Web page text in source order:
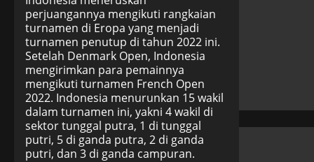
perjuangannya mengikuti rangkaian
turnamen di Eropa yang menjadi
turnamen penutup di tahun 2022 ini.
Setelah Denmark Open, Indonesia
mengirimkan para pemainnya
mengikuti turnamen French Open
2022. Indonesia menurunkan 15 wakil
dalam turnamen ini, yakni 4 wakil di
sektor tunggal putra, 1 di tunggal
putri, 5 di ganda putra, 2 di ganda
putri, dan 3 di ganda campuran.